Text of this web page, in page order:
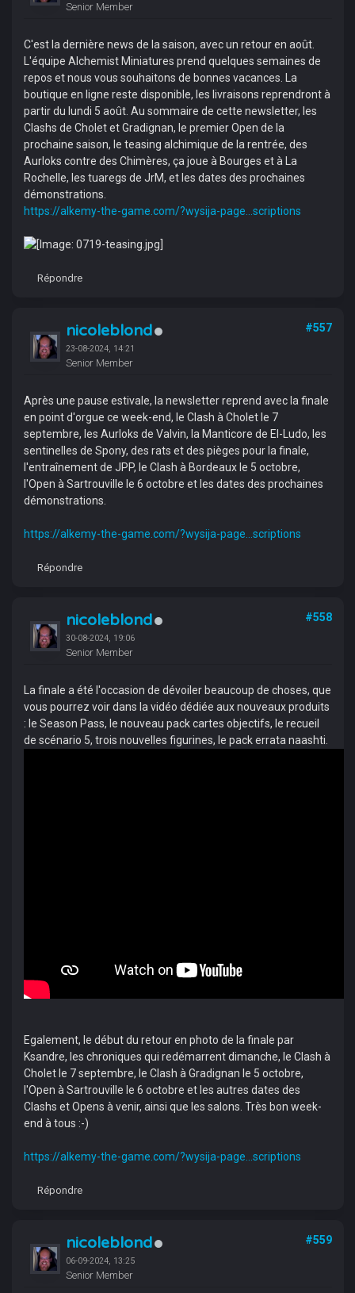
Senior Member
C'est la dernière news de la saison, avec un retour en août.
L'équipe Alchemist Miniatures prend quelques semaines de
repos et nous vous souhaitons de bonnes vacances. La
boutique en ligne reste disponible, les livraisons reprendront à
partir du lundi 5 août. Au sommaire de cette newsletter, les
Clashs de Cholet et Gradignan, le premier Open de la
prochaine saison, le teasing alchimique de la rentrée, des
Aurloks contre des Chimères, ça joue à Bourges et à La
Rochelle, les tuaregs de JrM, et les dates des prochaines
démonstrations.
https://alkemy-the-game.com/?wysija-page...scriptions
Répondre
nicoleblond
23-08-2024, 14:21
Senior Member
#557
Après une pause estivale, la newsletter reprend avec la finale
en point d'orgue ce week-end, le Clash à Cholet le 7
septembre, les Aurloks de Valvin, la Manticore de El-Ludo, les
sentinelles de Spony, des rats et des pièges pour la finale,
l'entraînement de JPP, le Clash à Bordeaux le 5 octobre,
l'Open à Sartrouville le 6 octobre et les dates des prochaines
démonstrations.
https://alkemy-the-game.com/?wysija-page...scriptions
Répondre
nicoleblond
30-08-2024, 19:06
Senior Member
#558
La finale a été l'occasion de dévoiler beaucoup de choses, que
vous pourrez voir dans la vidéo dédiée aux nouveaux produits
: le Season Pass, le nouveau pack cartes objectifs, le recueil
de scénario 5, trois nouvelles figurines, le pack errata naashti.
Egalement, le début du retour en photo de la finale par
Ksandre, les chroniques qui redémarrent dimanche, le Clash à
Cholet le 7 septembre, le Clash à Gradignan le 5 octobre,
l'Open à Sartrouville le 6 octobre et les autres dates des
Clashs et Opens à venir, ainsi que les salons. Très bon week-
end à tous :-)
https://alkemy-the-game.com/?wysija-page...scriptions
Répondre
nicoleblond
06-09-2024, 13:25
Senior Member
#559